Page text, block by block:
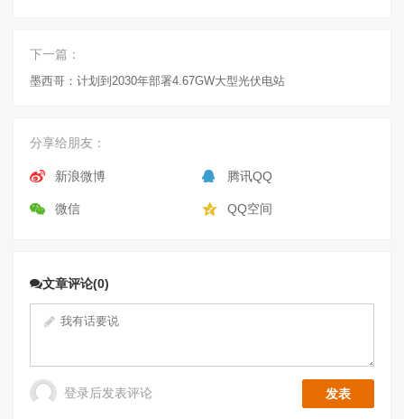
下一篇：
墨西哥：计划到2030年部署4.67GW大型光伏电站
分享给朋友：
新浪微博 腾讯QQ
微信 QQ空间
文章评论(0)
登录后发表评论